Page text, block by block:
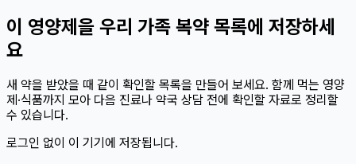
이 영양제 을 우리 가족 복약 목록에 저장하세
요
새 약을 받았을 때 같이 확인할 목록을 만들어 보세요. 함께 먹는 영양
제·식품까지 모아 다음 진료나 약국 상담 전에 확인할 자료로 정리할
수 있습니다.
로그인 없이 이 기기에 저장됩니다.